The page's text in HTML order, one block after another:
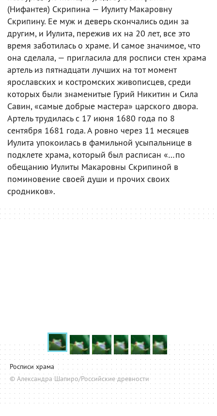
(Нифантея) Скрипина — Иулиту Макаровну
Скрипину. Ее муж и деверь скончались один за
другим, и Иулита, пережив их на 20 лет, все это
время заботилась о храме. И самое значимое, что
она сделала, — пригласила для росписи стен храма
артель из пятнадцати лучших на тот момент
ярославских и костромских живописцев, среди
которых были знаменитые Гурий Никитин и Сила
Савин, «самые добрые мастера» царского двора.
Артель трудилась с 17 июня 1680 года по 8
сентября 1681 года. А ровно через 11 месяцев
Иулита упокоилась в фамильной усыпальнице в
подклете храма, который был расписан «…по
обещанию Иулиты Макаровны Скрипиной в
поминовение своей души и прочих своих
сродников».
Росписи храма
© Александра Шапиро/Российские древности